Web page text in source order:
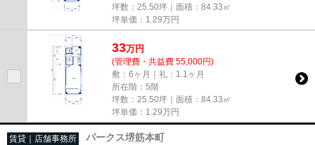
坪数：25.50坪｜面積：84.33㎡
坪単価： 1.29万円
33万円
(管理費・共益費 55,000円)
敷：6ヶ月｜礼：1.1ヶ月
所在階：5階
坪数：25.50坪｜面積：84.33㎡
坪単価： 1.29万円
賃貸｜店舗事務所 パークス堺筋本町